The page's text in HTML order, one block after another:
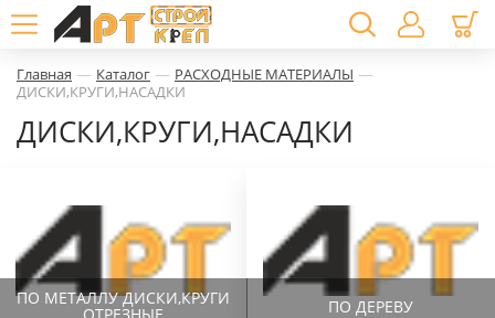
Главная — Каталог — РАСХОДНЫЕ МАТЕРИАЛЫ —
ДИСКИ,КРУГИ,НАСАДКИ
ДИСКИ,КРУГИ,НАСАДКИ
ПО МЕТАЛЛУ ДИСКИ,КРУГИ ПО ДЕРЕВУ